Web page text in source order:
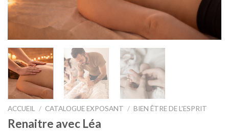
ACCUEIL / CATALOGUE EXPOSANT / BIEN ÊTRE DE L'ESPRIT
Renaitre avec Léa